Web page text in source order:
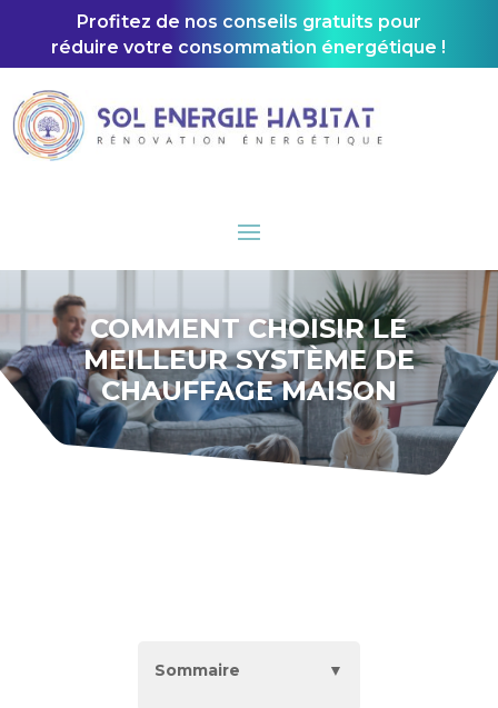
Profitez de nos conseils gratuits pour
réduire votre consommation énergétique !
COMMENT CHOISIR LE
MEILLEUR SYSTÈME DE
CHAUFFAGE MAISON
Sommaire ▼